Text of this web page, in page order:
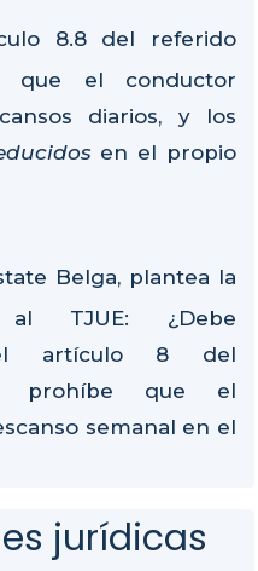
8.8 del referido
que el conductor
diarios, y los
en el propio
Belga, plantea la
al TJUE: ¿Debe
artículo 8 del
prohíbe que el
semanal en el
jurídicas